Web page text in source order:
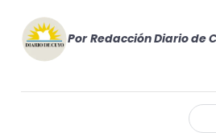
Por Redacción Diario de